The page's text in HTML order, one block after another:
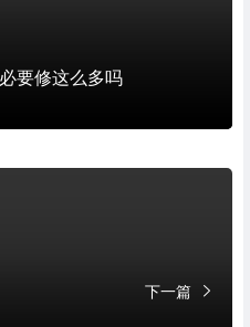
要修这么多吗
下一篇